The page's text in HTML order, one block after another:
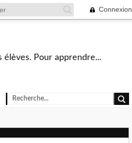
Connexion
élèves. Pour apprendre...